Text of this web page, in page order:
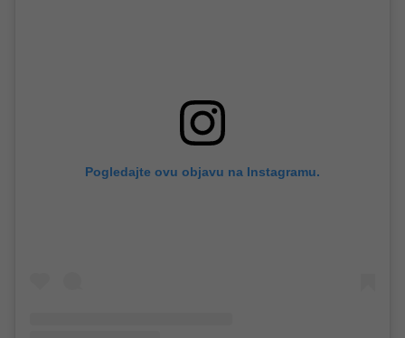
Pogledajte ovu objavu na Instagramu.